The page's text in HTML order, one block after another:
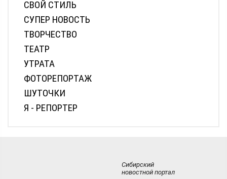
СВОЙ СТИЛЬ
СУПЕР НОВОСТЬ
ТВОРЧЕСТВО
ТЕАТР
УТРАТА
ФОТОРЕПОРТАЖ
ШУТОЧКИ
Я - РЕПОРТЕР
Сибирский
новостной портал